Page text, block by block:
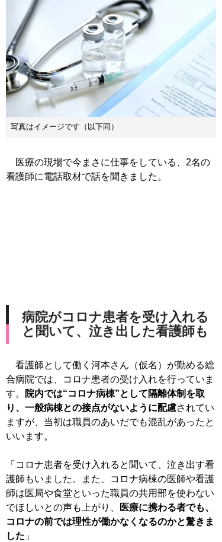
写真はイメージです（以下同）
医療の現場で今まさに仕事をしている、2名の
看護師に電話取材で話を聞きました。
病院がコロナ患者を受け入れる
と聞いて、泣き出した看護師も
看護師として働く河本さん（仮名）が勤める総
合病院では、コロナ患者の受け入れを行っていま
す。
院内では“コロナ病棟”として隔離体制を取
り、一般病棟との接点がないように配慮されてい
ますが、当初は職員のあいだでも混乱があったと
いいます。
「コロナ患者を受け入れると聞いて、泣き出す看
護師もいました。また、コロナ病棟の医師や看護
師は医局や食堂といった職員の共用部を使わない
でほしいとの声も上がり、
医療に携わる者でも、
コロナの前では理性が働かなくなるのかと驚きま
した 」